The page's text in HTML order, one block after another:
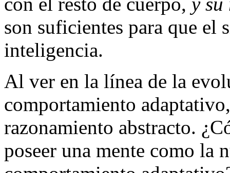
son suficientes para que el
inteligencia.
Al ver en la línea de la
comportamiento
razonamiento abstracto.
poseer una mente como la